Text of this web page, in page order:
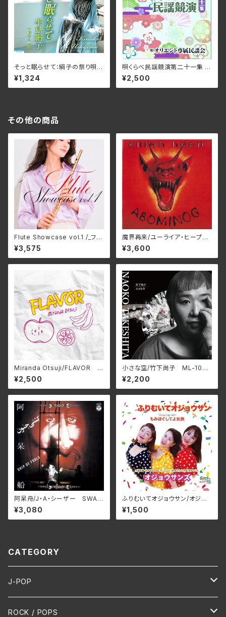
そっと眠らせて：絹子の祭り唄/
牛島絹子 SILK-JP073(仕様:
CD)
¥1,324
唄くらべ民謡競演第二十一集 /
オリエント専属民謡会 OMTE
-9019(仕様:CD)
¥2,500
その他の商品
Flute Showcase vol.1 /_フル
ートショーケース vol.1/Variou
s Artists GNRS-0038(仕
様:CD)
¥3,575
魔界再来/ユーライア‧ヒープ
BELLE-264334(仕様:SHM-
CD)
¥3,600
Miranda Otsuji/FLAVOR M
RND-0008(仕様:CD)
¥2,500
小さな空/竹下尚子 ML-1048
(仕様:CD)
¥2,200
阿呆舟/J・A・シーザー SWAX
-89D(仕様:CD)
¥3,080
ふりむいてオジョウサン/オジョ
ウサンズ BAMR-1023(仕様:
CD)
¥1,500
CATEGORY
J-POP
HR/HM
ROCK / POPS